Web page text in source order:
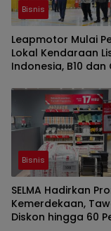
Bisnis
Leapmotor Mulai
Lokal Kendaraan
Indonesia, B10 dan
Bisnis
SELMA Hadirkan
Kemerdekaan,
Diskon hingga 60